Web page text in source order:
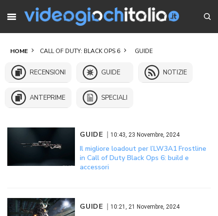
HOME CALL OF DUTY: BLACK OPS 6 GUIDE
RECENSIONI GUIDE NOTIZIE
ANTEPRIME SPECIALI
GUIDE 10:43, 23 Novembre, 2024
Il migliore loadout per l’LW3A1 Frostline
in Call of Duty Black Ops 6: build e
accessori
GUIDE 10:21, 21 Novembre, 2024